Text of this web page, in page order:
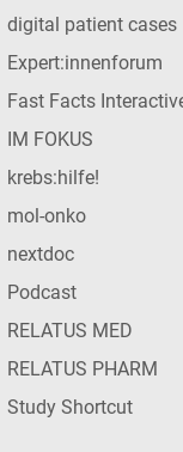
digital patient cases
Expert:innenforum
Fast Facts
IM FOKUS
krebs:hilfe!
mol-onko
nextdoc
Podcast
RELATUS MED
RELATUS PHARM
Study Shortcut